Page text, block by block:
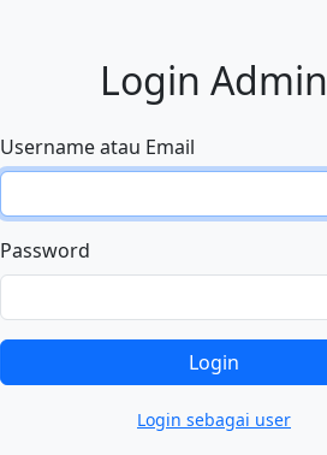
Login Admin
Username atau Email
Password
Login
Login sebagai user